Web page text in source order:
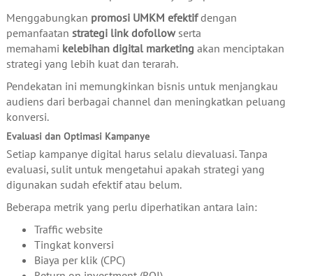
Menggabungkan promosi UMKM efektifdengan
pemanfaatan strategi link dofollowserta
memahami kelebihan digital marketing akan menciptakan
strategi yang lebih kuat dan terarah.
Pendekatan ini memungkinkan bisnis untuk menjangkau
audiens dari berbagai channel dan meningkatkan peluang
konversi.
Evaluasi dan Optimasi Kampanye
Setiap kampanye digital harus selalu dievaluasi. Tanpa
evaluasi, sulit untuk mengetahui apakah strategi yang
digunakan sudah efektif atau belum.
Beberapa metrik yang perlu diperhatikan antara lain:
Traffic website
Tingkat konversi
Biaya per klik (CPC)